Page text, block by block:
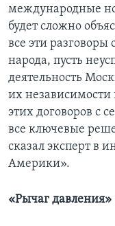
международные
будет сложно
все эти разговоры
народа, пусть
деятельность
их независимости
этих договоров с
все ключевые
сказал эксперт в
Америки».
«Рычаг давления»